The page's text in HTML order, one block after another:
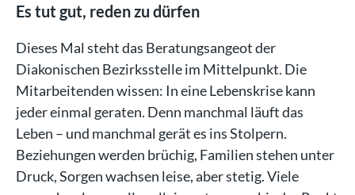
Es tut gut, reden zu dürfen
Dieses Mal steht das Beratungsangeot der
Diakonischen Bezirksstelle im Mittelpunkt. Die
Mitarbeitenden wissen: In eine Lebenskrise kann
jeder einmal geraten. Denn manchmal läuft das
Leben – und manchmal gerät es ins Stolpern.
Beziehungen werden brüchig, Familien stehen unter
Druck, Sorgen wachsen leise, aber stetig. Viele